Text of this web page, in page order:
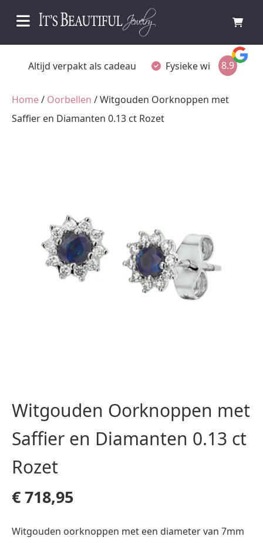
Fysieke winkel in Ommen Gratis achteraf betalen
8.9
Home/ Oorbellen / Witgouden Oorknoppen met
Saffier en Diamanten 0.13 ct Rozet
Witgouden Oorknoppen met
Saffier en Diamanten 0.13 ct
Rozet
€718,95
Witgouden oorknoppen met een diameter van 7mm